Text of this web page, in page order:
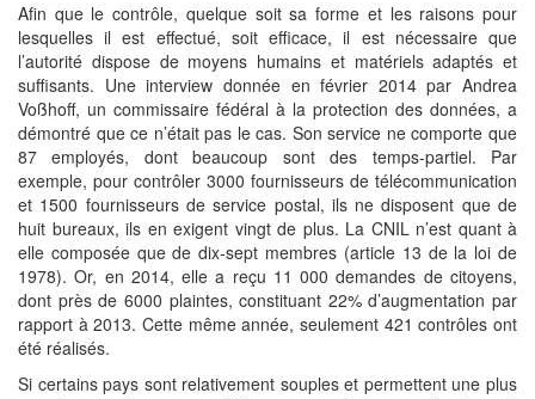
Afin que le contrôle, quelque soit sa forme et les raisons pour
lesquelles il est effectué, soit efficace, il est nécessaire que
l’autorité dispose de moyens humains et matériels adaptés et
suffisants. Une interview donnée en février 2014 par Andrea
Voßhoff, un commissaire fédéral à la protection des données, a
démontré que ce n’était pas le cas. Son service ne comporte que
87 employés, dont beaucoup sont des temps-partiel. Par
exemple, pour contrôler 3000 fournisseurs de télécommunication
et 1500 fournisseurs de service postal, ils ne disposent que de
huit bureaux, ils en exigent vingt de plus. La CNIL n’est quant à
elle composée que de dix-sept membres (article 13 de la loi de
1978). Or, en 2014, elle a reçu 11 000 demandes de citoyens,
dont près de 6000 plaintes, constituant 22% d’augmentation par
rapport à 2013. Cette même année, seulement 421 contrôles ont
été réalisés.
Si certains pays sont relativement souples et permettent une plus